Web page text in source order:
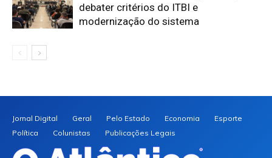
debater critérios do ITBI e
modernização do sistema
Jornal Digital Geral Pelo Estado Economia
Esporte
Política
Colunistas Publicações Legais